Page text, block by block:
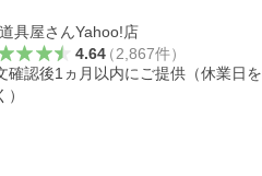
道具屋さんYahoo!店
4.64（2,867件）
確認後1ヵ月以内にご提供（休業日を
）